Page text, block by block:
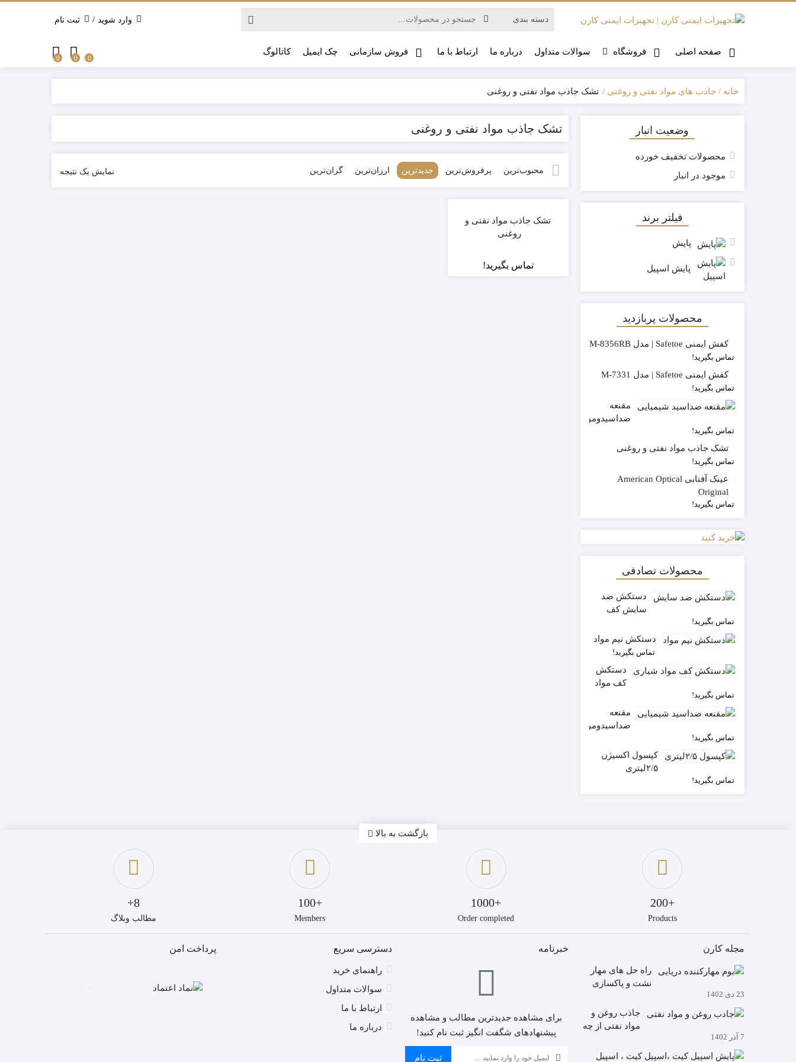
وارد شوید / ثبت نام
صفحه اصلی فروشگاه سوالات متداول درباره ما ارتباط با ما فروش سازمانی چک ایمیل کاتالوگ
0
0
0
خانه جاذب های مواد نفتی و روغنی تشک جاذب مواد نفتی و روغنی
تشک جاذب مواد نفتی و روغنی
محبوب‌ترین پرفروش‌ترین جدیدترین ارزان‌ترین گران‌ترین نمایش یک نتیجه
تشک جاذب مواد نفتی و
روغنی
تماس بگیرید!
وضعیت انبار
محصولات تخفیف خورده
موجود در انبار
فیلتر برند
پایش
پایش اسپیل
محصولات پربازدید
کفش ایمنی Safetoe | مدل M-8356RB
تماس بگیرید!
کفش ایمنی Safetoe | مدل M-7331
تماس بگیرید!
مقنعه
ضداسیدوموادشیمیاییPH500
تماس بگیرید!
تشک جاذب مواد نفتی و روغنی
تماس بگیرید!
عینک آفتابی American Optical
Original
تماس بگیرید!
محصولات تصادفی
دستکش ضد
سایش کف
تماس بگیرید!
دستکش نیم مواد
تماس بگیرید!
دستکش
کف مواد
تماس بگیرید!
مقنعه
ضداسیدوموادشیمیاییPH300
تماس بگیرید!
کپسول اکسیژن
۲/۵لیتری
تماس بگیرید!
بازگشت به بالا
+200
Products
+1000
Order completed
+100
Members
8+
مطالب وبلاگ
مجله کارن
راه حل های مهار
نشت و پاکسازی
23 دی 1402
جاذب روغن و
مواد نفتی از چه
است؟
7 آذر 1402
خبرنامه
برای مشاهده جدیدترین مطالب و مشاهده
پیشنهادهای شگفت انگیز ثبت نام کنید!
ثبت نام
دسترسی سریع
راهنمای خرید
سوالات متداول
ارتباط با ما
درباره ما
پرداخت امن